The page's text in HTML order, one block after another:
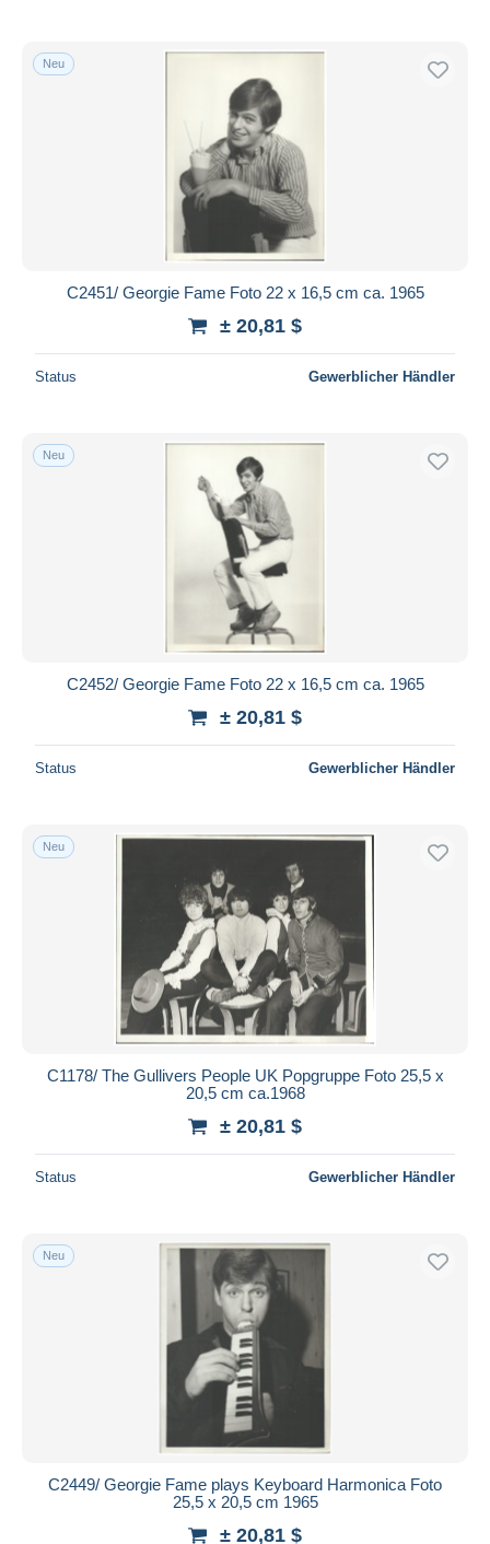
Neu
C2451/ Georgie Fame Foto 22 x 16,5 cm ca. 1965
± 20,81 $
Status Gewerblicher Händler
Neu
C2452/ Georgie Fame Foto 22 x 16,5 cm ca. 1965
± 20,81 $
Status Gewerblicher Händler
Neu
C1178/ The Gullivers People UK Popgruppe Foto 25,5 x
20,5 cm ca.1968
± 20,81 $
Status Gewerblicher Händler
Neu
C2449/ Georgie Fame plays Keyboard Harmonica Foto
25,5 x 20,5 cm 1965
± 20,81 $